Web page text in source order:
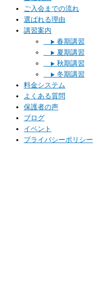
ご入会までの流れ
選ばれる理由
講習案内
▶︎ 春期講習
▶︎ 夏期講習
▶︎ 秋期講習
▶︎ 冬期講習
料金システム
よくある質問
保護者の声
ブログ
イベント
プライバシーポリシー